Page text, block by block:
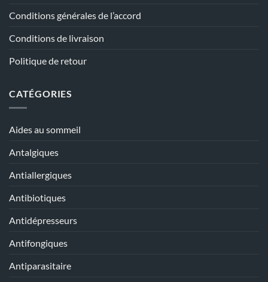
Conditions générales de l’accord
Conditions de livraison
Politique de retour
CATÉGORIES
Aides au sommeil
Antalgiques
Antiallergiques
Antibiotiques
Antidépresseurs
Antifongiques
Antiparasitaire